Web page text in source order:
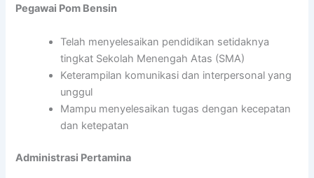
Pegawai Pom Bensin
Telah menyelesaikan pendidikan setidaknya
tingkat Sekolah Menengah Atas (SMA)
Keterampilan komunikasi dan interpersonal yang
unggul
Mampu menyelesaikan tugas dengan kecepatan
dan ketepatan
Administrasi Pertamina